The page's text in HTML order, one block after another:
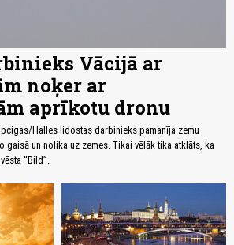
Vācijā ar
noķer ar
aprīkotu dronu
Halles lidostas darbinieks pamanīja zemu
un nolika uz zemes. Tikai vēlāk tika atklāts, ka
“Bild”.